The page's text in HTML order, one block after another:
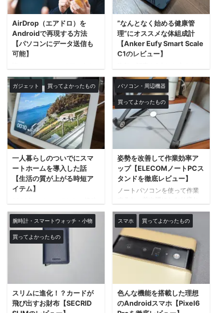
と、なんか良さそうなものを
見つけたので、それをレビュ
ーしていきます！ リンク ノー
トパソコンは疲れやすい 何度
か同じ話を繰り返しているの
ですが、持ち運びに便利なノ
先で使うのに凄く向いてませ
ん。 肩こりとか、腰が痛くな
りがち・・・。 素の状態でノ
ートパソコンを使う時、どう
し ...
て、”高品質で価格が抑えられ
たもの”をテーマにイヤホンを
使っています。 要はコスパの
良いイヤホン 今回はそんな
「SoundCore Liberty 4」を超
えるコスパ最強といえるイヤ
ろん今使っている
「Soundcore Liberty ...
AirDrop（エアドロ）を
Androidで再現する方法
【パソコンにデータ送信も
可能】
送受信するときは、何を使用
していますか？ 僕は、Google
ドライブが多い。 他には、自
分宛てのメールアドレスにデ
ータを送ったり、LINE・
Discord等のチャットを使うこ
とが多いかと思います。で
も、これらってちょっと面倒
臭いじゃないですか？？ なの
で、今回は新しい方法でスマ
ホで行われるデータのやり取
りを快適にする方法を発見し
たので紹介させてださい。
共有」※旧名「ニアバイシェ
ア」 今回、解説するツールが
この「クイック共有」 昔の名
前は「 ...
”なんとなく始める健康管
理”にオススメな体組成計
【Anker Eufy Smart Scale
C1のレビュー】
ったユウスケです。 転職、引
っ越し、一人暮らしetc・・・
とライフイベントが重なって
おりましたが、今年からは再
開しますよ。 たぶん さて、今
回は健康が気になって来たも
のの、具体的になにをすれば
いいのかさっぱりだったの
で、とりあえずで購入した体
組成計のお話です。 まずは、
ファーストインプレッショ
ン。 買って、使って、どんな
た。 果たして使い続けること
ができるのか？はこのブログ
が更新されるかどうか？みた
いなもんです。 まずは買って
みな！ってね。 リンク 購入 ...
ガジェット 買ってよかったもの
一人暮らしのついでにスマ
ートホームを導入した話
【生活の質が上がる時短ア
イテム】
が一時的に止まっていたユウ
スケです。 この間、決してサ
ボっていたわけではなく、新
しい副業と転職活動を行って
た。 そういった細かい話は、
そのうちできると思うので、
る「自宅にスマートホームを
入れて快適な生活を送ってい
る話」をしていきます。 ガジ
ェットが好きな人以外は、使
パソコン・周辺機器
買ってよかったもの
姿勢を改善して作業効率ア
ップ【ELECOMノートPCス
タンドを徹底レビュー】
ノートパソコンを使って作業
ことはありませんか？ 長い時
間作業すると、めちゃくちゃ
痛くなる。 今回の記事は、そ
の姿勢を改善するためにノー
トPCスタンドを導入したお話
です。 リンク 疲れが溜まる原
因は姿勢 仕事中に腰が痛くな
ったり、尋常ではない肩こり
で悩まされる原因は作業の姿
勢。 腰が丸まった姿勢を長時
間続けることは、想像以上に
腕時計・スマートウォッチ・小物
買ってよかったもの
スリムに進化！？カードが
飛び出すお財布【SECRID
スマホ 買ってよかったもの
色んな機能を搭載した理想
のAndroidスマホ【Pixel6